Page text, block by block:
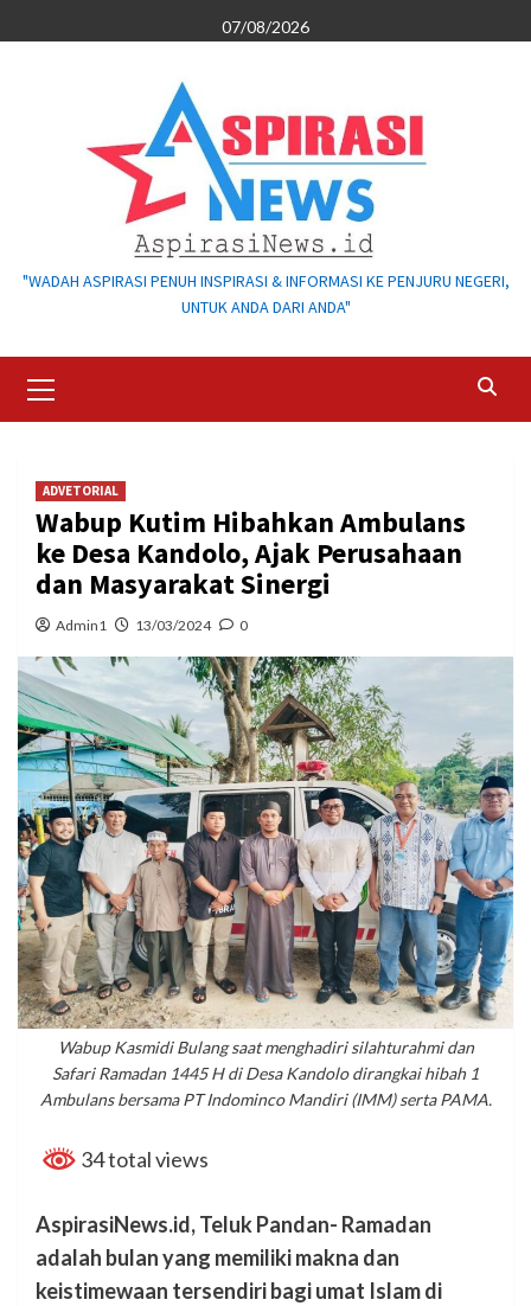
to
07/08/2026
"WADAH ASPIRASI PENUH INSPIRASI & INFORMASI KE PENJURU NEGERI,
UNTUK ANDA DARI ANDA"
Menu
ADVETORIAL
Wabup Kutim Hibahkan Ambulans
ke Desa Kandolo, Ajak Perusahaan
dan Masyarakat Sinergi
Admin1 13/03/2024 0
Wabup Kasmidi Bulang saat menghadiri silahturahmi dan
Safari Ramadan 1445 H di Desa Kandolo dirangkai hibah 1
Ambulans bersama PT Indominco Mandiri (IMM) serta PAMA.
34 total views
AspirasiNews.id, Teluk Pandan- Ramadan
adalah bulan yang memiliki makna dan
keistimewaan tersendiri bagi umat Islam di